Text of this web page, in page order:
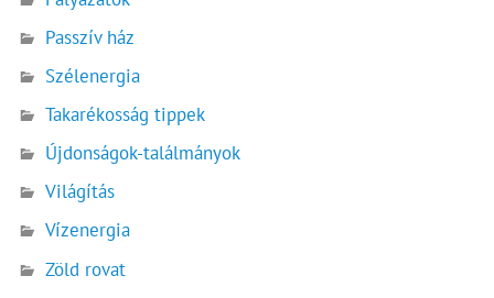
Passzív ház
Szélenergia
Takarékosság tippek
Újdonságok-találmányok
Világítás
Vízenergia
Zöld rovat